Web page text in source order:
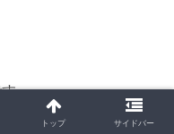
。
トップ サイドバー